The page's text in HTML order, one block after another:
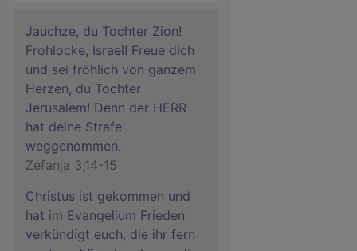
Jauchze, du Tochter Zion!
Frohlocke, Israel! Freue dich
und sei fröhlich von ganzem
Herzen, du Tochter
Jerusalem! Denn der HERR
hat deine Strafe
weggenommen.
Zefanja 3,14-15
Christus ist gekommen und
hat im Evangelium Frieden
verkündigt euch, die ihr fern